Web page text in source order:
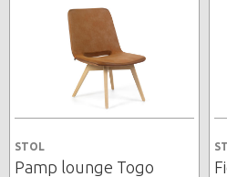
STOL
Pamp lounge Togo